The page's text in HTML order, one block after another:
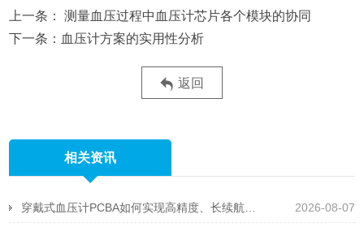
测量血压过程中血压计芯片各个模块的协同
血压计方案的实用性分析
返回
相关资讯
2026-08-07